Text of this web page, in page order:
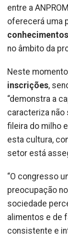
entre a
oferecerá uma
no âmbito da
Neste
inscrições,
“demonstra a
caracteriza não
fileira do milho
esta cultura,
setor está
“O congresso
preocupação
sociedade
alimentos e de
consistente e